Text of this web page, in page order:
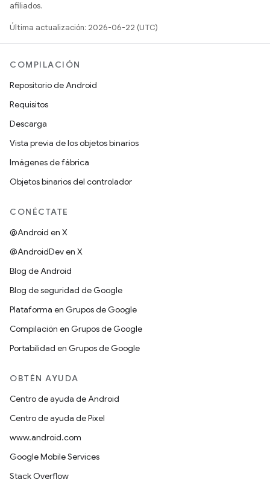
afiliados.
Última actualización: 2026-06-22 (UTC)
COMPILACIÓN
Repositorio de Android
Requisitos
Descarga
Vista previa de los objetos binarios
Imágenes de fábrica
Objetos binarios del controlador
CONÉCTATE
@Android en X
@AndroidDev en X
Blog de Android
Blog de seguridad de Google
Plataforma en Grupos de Google
Compilación en Grupos de Google
Portabilidad en Grupos de Google
OBTÉN AYUDA
Centro de ayuda de Android
Centro de ayuda de Pixel
www.android.com
Google Mobile Services
Stack Overflow